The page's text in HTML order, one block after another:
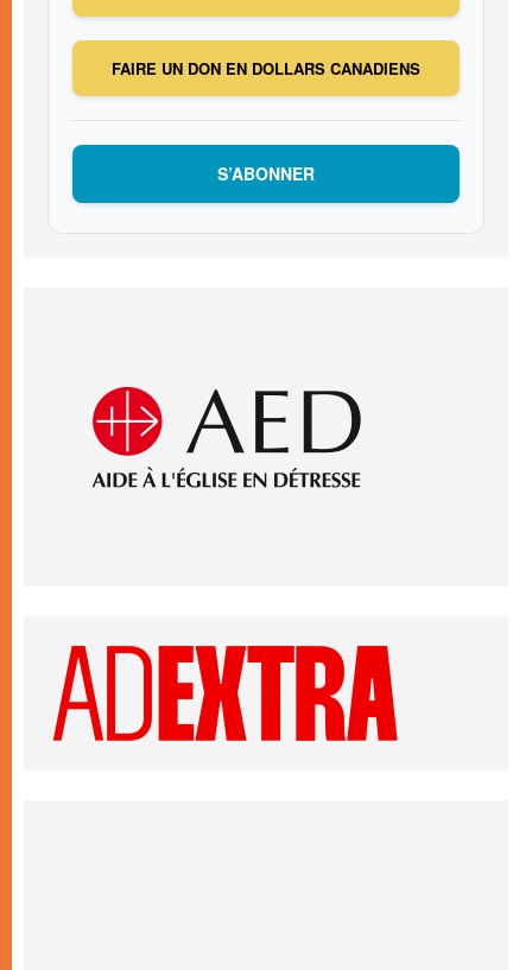
FAIRE UN DON EN DOLLARS CANADIENS
S’ABONNER